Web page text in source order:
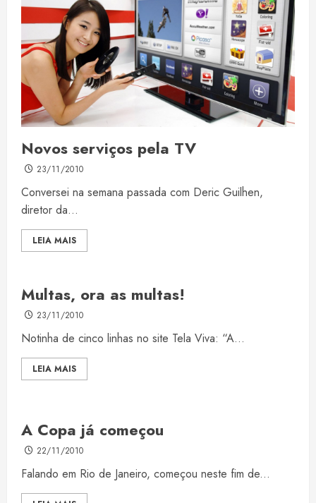
Novos serviços pela TV
23/11/2010
Conversei na semana passada com Deric Guilhen,
diretor da...
LEIA MAIS
Multas, ora as multas!
23/11/2010
Notinha de cinco linhas no site Tela Viva: “A...
LEIA MAIS
A Copa já começou
22/11/2010
Falando em Rio de Janeiro, começou neste fim de...